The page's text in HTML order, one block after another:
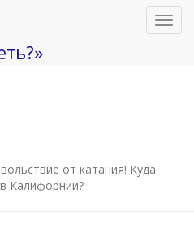
от катания! Куда
Калифорнии?